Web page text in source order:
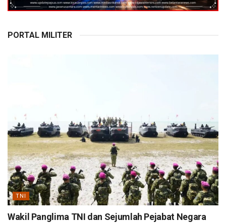
PORTAL MILITER
TNI
Wakil Panglima TNI dan Sejumlah Pejabat Negara